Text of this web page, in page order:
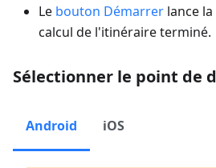
Le bouton Démarrer lance
calcul de l'itinéraire terminé.
Sélectionner le point de
Android iOS